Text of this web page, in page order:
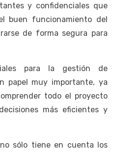
y confidenciales que
buen funcionamiento del
de forma segura para
para la gestión de
papel muy importante, ya
todo el proyecto
más eficientes y
sólo tiene en cuenta los